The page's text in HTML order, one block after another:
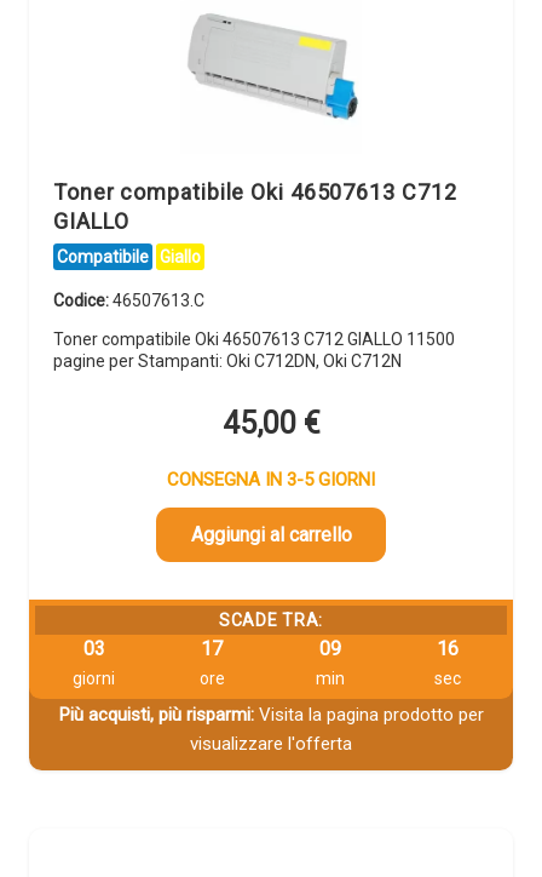
Toner compatibile Oki 46507613 C712
GIALLO
Compatibile Giallo
Codice:46507613.C
Toner compatibile Oki 46507613 C712 GIALLO 11500
pagine per Stampanti: Oki C712DN, Oki C712N
45,00 €
CONSEGNA IN 3-5 GIORNI
Aggiungi al carrello
SCADE TRA:
03
giorni
17
ore
09
min
16
sec
Più acquisti, più risparmi:Visita la pagina prodotto per
visualizzare l'offerta